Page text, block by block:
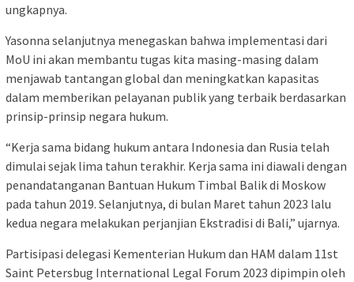
ungkapnya.
Yasonna selanjutnya menegaskan bahwa implementasi dari
MoU ini akan membantu tugas kita masing-masing dalam
menjawab tantangan global dan meningkatkan kapasitas
dalam memberikan pelayanan publik yang terbaik berdasarkan
prinsip-prinsip negara hukum.
“Kerja sama bidang hukum antara Indonesia dan Rusia telah
dimulai sejak lima tahun terakhir. Kerja sama ini diawali dengan
penandatanganan Bantuan Hukum Timbal Balik di Moskow
pada tahun 2019. Selanjutnya, di bulan Maret tahun 2023 lalu
kedua negara melakukan perjanjian Ekstradisi di Bali,” ujarnya.
Partisipasi delegasi Kementerian Hukum dan HAM dalam 11st
Saint Petersbug International Legal Forum 2023 dipimpin oleh